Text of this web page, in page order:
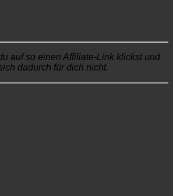
auf so einen Affiliate-Link klickst und
dadurch für dich nicht.